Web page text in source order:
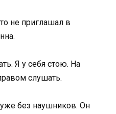
не приглашал в
Я у себя стою. На
слушать.
без наушников. Он